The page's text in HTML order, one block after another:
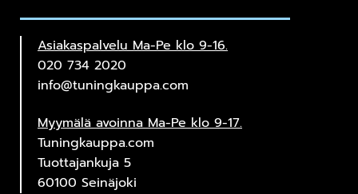
Asiakaspalvelu Ma-Pe klo 9-16.
020 734 2020
info@tuningkauppa.com
Myymälä avoinna Ma-Pe klo 9-17.
Tuningkauppa.com
Tuottajankuja 5
60100 Seinäjoki